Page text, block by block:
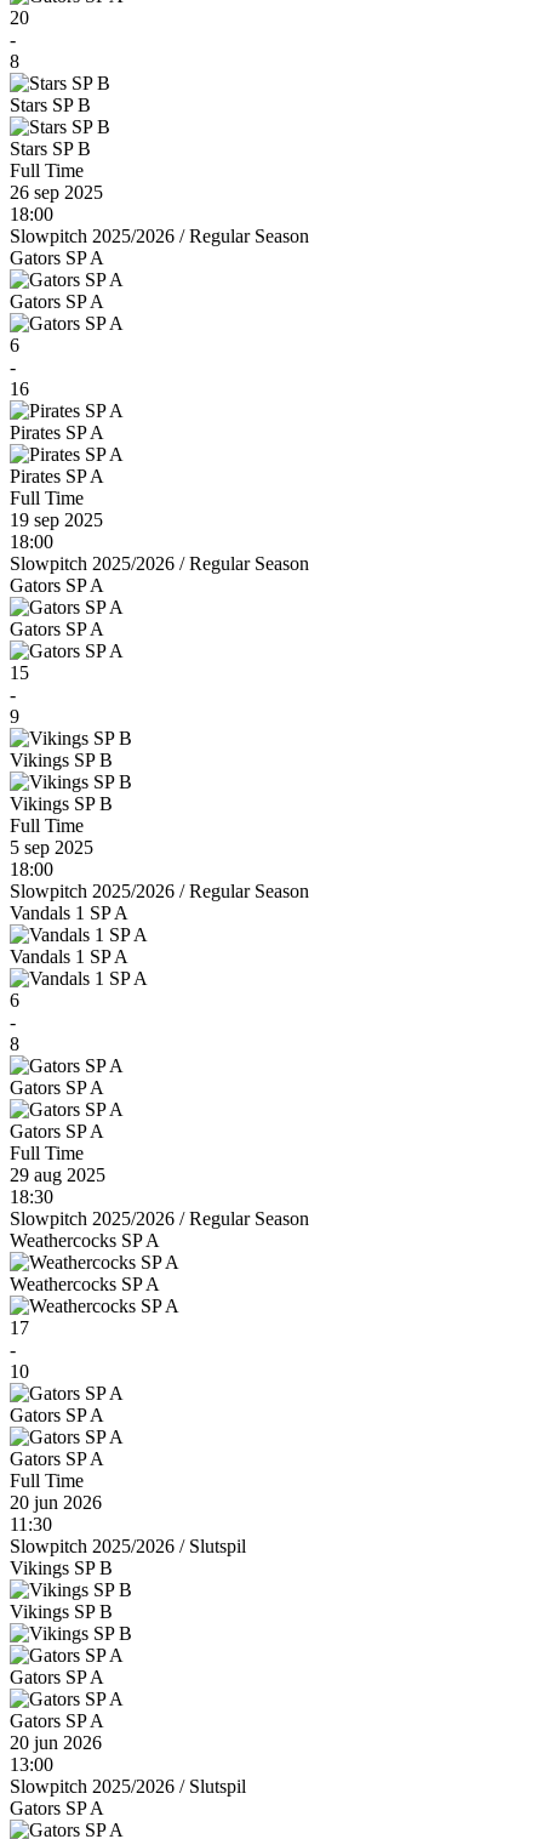
20
-
8
Stars SP B
Stars SP B
Full Time
26 sep 2025
18:00
Slowpitch 2025/2026 /Regular Season
Gators SP A
Gators SP A
6
-
16
Pirates SP A
Pirates SP A
Full Time
19 sep 2025
18:00
Slowpitch 2025/2026 /Regular Season
Gators SP A
Gators SP A
15
-
9
Vikings SP B
Vikings SP B
Full Time
5 sep 2025
18:00
Slowpitch 2025/2026 /Regular Season
Vandals 1 SP A
Vandals 1 SP A
6
-
8
Gators SP A
Gators SP A
Full Time
29 aug 2025
18:30
Slowpitch 2025/2026 /Regular Season
Weathercocks SP A
Weathercocks SP A
17
-
10
Gators SP A
Gators SP A
Full Time
20 jun 2026
11:30
Slowpitch 2025/2026 /Slutspil
Vikings SP B
Vikings SP B
Gators SP A
Gators SP A
20 jun 2026
13:00
Slowpitch 2025/2026 /Slutspil
Gators SP A